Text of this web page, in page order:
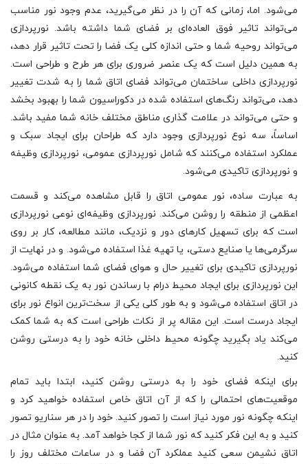
می‌شود. اما، زمانی که آن را در نظر می‌گیرید، عدم وجود نور مناسب
می‌تواند تاثیر فوق العاده‌ای بر فضای شما داشته باشد. نورپردازی
می‌تواند روحیه شما و حتی اندازه کلی یک فضا را تحت تاثیر قرار دهد،
به همین دلیل است که یک عنصر ضروری برای هر طرح و طراحی است.
نورپردازی داخلی ساختمان می‌تواند فضای اتاق شما را به شدت تغییر
دهد، می‌تواند رنگ‌های استفاده شده در دکوراسیون شما را بهبود بخشد
و حتی می‌تواند در علامت گذاری مناطق مختلف خانه شما مفید باشد.
اساساً، سه نوع نورپردازی وجود دارد که طراحان برای ایجاد سبک و
عملکرد استفاده می‌کنند که شامل نورپردازی عمومی، نورپردازی وظیفه
و نورپردازی تاکیدی می‌شود.
به عبارت ساده، نور عمومی اتاق را قابل مشاهده می‌کند و قسمت
اعظمی از منطقه را روشن می‌کند. نورپردازی وظیفه‌ای نوعی نورپردازی
است که برای تسهیل کارهای دور و نزدیک، مانند مطالعه، کار بر روی
سرگرمی‌ها یا صنایع دستی، یا تهیه غذا استفاده می‌شود. و در نهایت از
نورپردازی تاکیدی برای تغییر حال و هوای فضای شما استفاده می‌شود.
این نورپردازی برای ایجاد محیط درام با رساندن نور به یک نقطه کانونی
در اتاق استفاده می‌شود و به طور کلی یکی از سخت‌ترین انواع نور برای
ایجاد درست است. این مقاله پر از نکات طراحی است که به شما کمک
می‌کند یاد بگیرید چگونه محیط داخلی خانه خود را به درستی روشن
کنید.
برای اینکه فضای خود را به درستی روشن کنید، ابتدا باید تمام
موقعیت‌های احتمالی را که از آن اتاق خاص استفاده خواهید کرد و
اینکه چگونه نور مورد نیاز است را تصور کنید. خود را در هر سناریو تصور
کنید و به این فکر کنید که نور شما از کجا خواهد آمد. به عنوان مثال در
اتاق نشیمن سعی کنید عملکرد آن فضا و در ساعات مختلف روز را